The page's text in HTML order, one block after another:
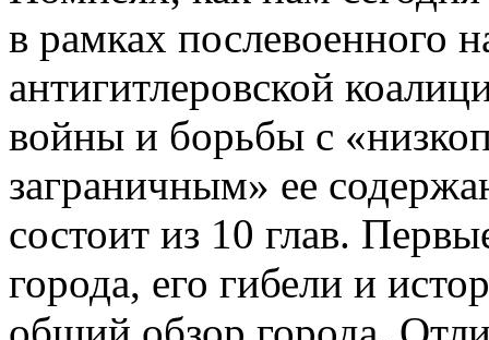
в рамках послевоенного
антигитлеровской
войны и борьбы с
заграничным» ее
состоит из 10 глав.
города, его гибели и